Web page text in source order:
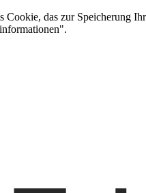
Cookie, das zur Speicherung